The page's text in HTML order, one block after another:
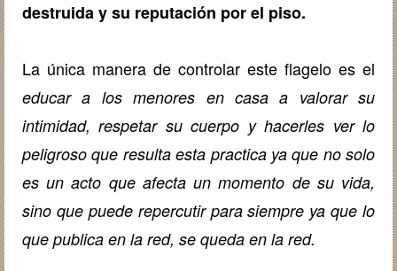
destruida y su reputación por el piso.
La única manera de controlar este flagelo es el
educar a los menores en casa a valorar su
intimidad, respetar su cuerpo y hacerles ver lo
peligroso que resulta esta practica ya que no solo
es un acto que afecta un momento de su vida,
sino que puede repercutir para siempre ya que lo
que publica en la red, se queda en la red.